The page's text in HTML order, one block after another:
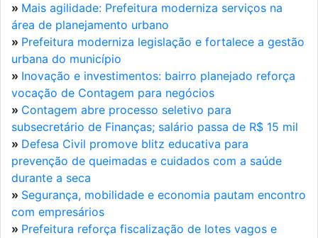
» Mais agilidade: Prefeitura moderniza serviços na
área de planejamento urbano
» Prefeitura moderniza legislação e fortalece a gestão
urbana do município
» Inovação e investimentos: bairro planejado reforça
vocação de Contagem para negócios
» Contagem abre processo seletivo para
subsecretário de Finanças; salário passa de R$ 15 mil
» Defesa Civil promove blitz educativa para
prevenção de queimadas e cuidados com a saúde
durante a seca
» Segurança, mobilidade e economia pautam encontro
com empresários
» Prefeitura reforça fiscalização de lotes vagos e